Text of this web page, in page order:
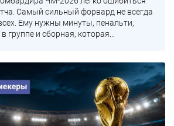
Самый сильный форвард не всегда
Ему нужны минуты, пенальти,
группе и сборная, которая...